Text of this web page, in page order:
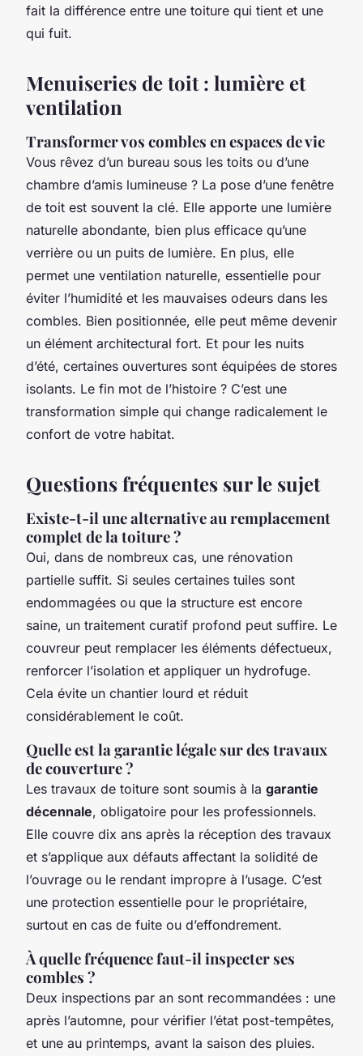
fait la différence entre une toiture qui tient et une
qui fuit.
Menuiseries de toit : lumière et
ventilation
Transformer vos combles en espaces de vie
Vous rêvez d’un bureau sous les toits ou d’une
chambre d’amis lumineuse ? La pose d’une fenêtre
de toit est souvent la clé. Elle apporte une lumière
naturelle abondante, bien plus efficace qu’une
verrière ou un puits de lumière. En plus, elle
permet une ventilation naturelle, essentielle pour
éviter l’humidité et les mauvaises odeurs dans les
combles. Bien positionnée, elle peut même devenir
un élément architectural fort. Et pour les nuits
d’été, certaines ouvertures sont équipées de stores
isolants. Le fin mot de l’histoire ? C’est une
transformation simple qui change radicalement le
confort de votre habitat.
Questions fréquentes sur le sujet
Existe-t-il une alternative au remplacement
complet de la toiture ?
Oui, dans de nombreux cas, une rénovation
partielle suffit. Si seules certaines tuiles sont
endommagées ou que la structure est encore
saine, un traitement curatif profond peut suffire. Le
couvreur peut remplacer les éléments défectueux,
renforcer l’isolation et appliquer un hydrofuge.
Cela évite un chantier lourd et réduit
considérablement le coût.
Quelle est la garantie légale sur des travaux
de couverture ?
Les travaux de toiture sont soumis à la garantie
décennale, obligatoire pour les professionnels.
Elle couvre dix ans après la réception des travaux
et s’applique aux défauts affectant la solidité de
l’ouvrage ou le rendant impropre à l’usage. C’est
une protection essentielle pour le propriétaire,
surtout en cas de fuite ou d’effondrement.
À quelle fréquence faut-il inspecter ses
combles ?
Deux inspections par an sont recommandées : une
après l’automne, pour vérifier l’état post-tempêtes,
et une au printemps, avant la saison des pluies.